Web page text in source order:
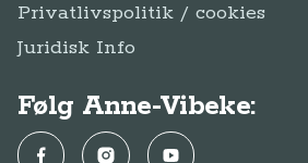
Privatlivspolitik / cookies
Juridisk Info
Følg Anne-Vibeke:
FacebookInstagramYouTube